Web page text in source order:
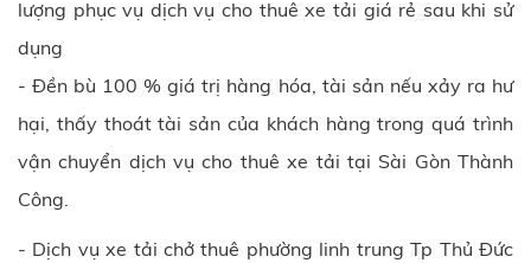
lượng phục vụ dịch vụ cho thuê xe tải giá rẻ sau khi sử
dụng
- Đền bù 100 % giá trị hàng hóa, tài sản nếu xảy ra hư
hại, thấy thoát tài sản của khách hàng trong quá trình
vận chuyển dịch vụ cho thuê xe tải tại Sài Gòn Thành
Công.
- Dịch vụ xe tải chở thuê phường linh trung Tp Thủ Đức